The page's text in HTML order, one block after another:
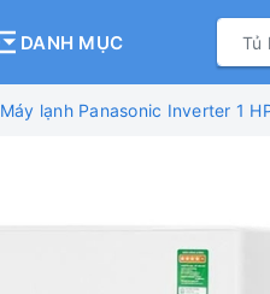
DANH MỤC
Máy lạnh Panasonic Inverter 1